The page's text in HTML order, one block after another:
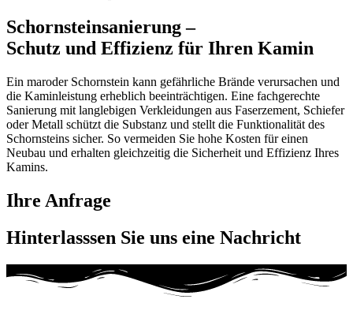
Schornsteinsanierung –
Schutz und Effizienz für Ihren Kamin
Ein maroder Schornstein kann gefährliche Brände verursachen und
die Kaminleistung erheblich beeinträchtigen. Eine fachgerechte
Sanierung mit langlebigen Verkleidungen aus Faserzement, Schiefer
oder Metall schützt die Substanz und stellt die Funktionalität des
Schornsteins sicher. So vermeiden Sie hohe Kosten für einen
Neubau und erhalten gleichzeitig die Sicherheit und Effizienz Ihres
Kamins.
Ihre Anfrage
Hinterlasssen Sie uns eine Nachricht